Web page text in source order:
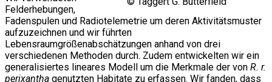
Felderhebungen,
Fadenspulen und Radiotelemetrie um deren Aktivitätsmuster
aufzuzeichnen und wir führten
Lebensraumgrößenabschätzungen anhand von drei
verschiedenen Methoden durch. Zudem entwickelten wir ein
generalisiertes lineares Modell um die Merkmale der von R. r.
perixantha genutzten Habitate zu erfassen. Wir fanden, dass